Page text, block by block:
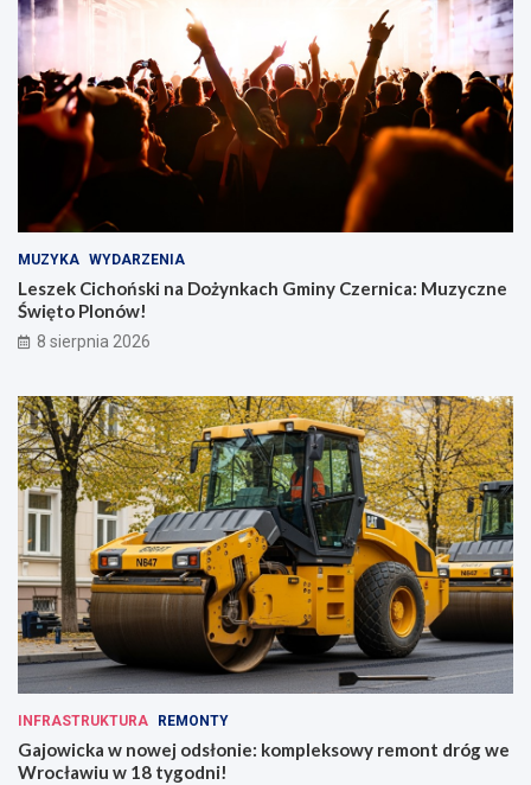
MUZYKA WYDARZENIA
Leszek Cichoński na Dożynkach Gminy Czernica: Muzyczne
Święto Plonów!
8 sierpnia 2026
INFRASTRUKTURA REMONTY
Gajowicka w nowej odsłonie: kompleksowy remont dróg we
Wrocławiu w 18 tygodni!